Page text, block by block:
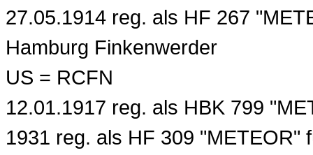
27.05.1914 reg. als HF 267
Hamburg Finkenwerder
US = RCFN
12.01.1917 reg. als HBK 799
1931 reg. als HF 309 "METEOR"